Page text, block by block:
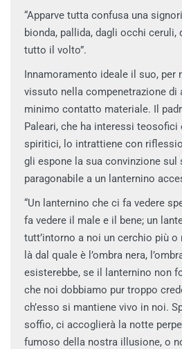
“Apparve tutta confusa una
bionda, pallida, dagli occhi
tutto il volto”.
Innamoramento ideale il suo, per
vissuto nella compenetrazione di
minimo contatto materiale. Il
Paleari, che ha interessi
spiritici, lo intrattiene con
gli espone la sua convinzione sul
paragonabile a un lanternino
“Un lanternino che ci fa vedere
fa vedere il male e il bene; un
tutt’intorno a noi un cerchio più
là dal quale è l’ombra nera,
esisterebbe, se il lanternino non
che noi dobbiamo pur troppo
ch’esso si mantiene vivo in noi.
soffio, ci accoglierà la notte
fumoso della nostra illusione, o